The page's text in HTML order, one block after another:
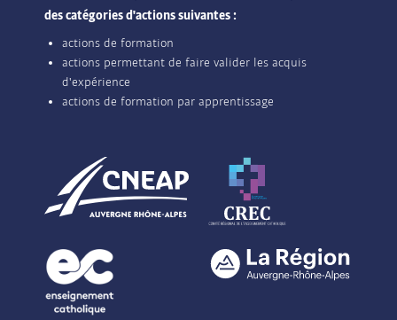
des catégories d'actions suivantes :
actions de formation
actions permettant de faire valider les acquis
d'expérience
actions de formation par apprentissage